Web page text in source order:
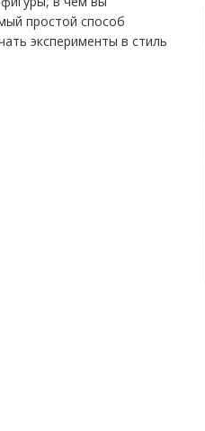
простой способ
эксперименты в стиль